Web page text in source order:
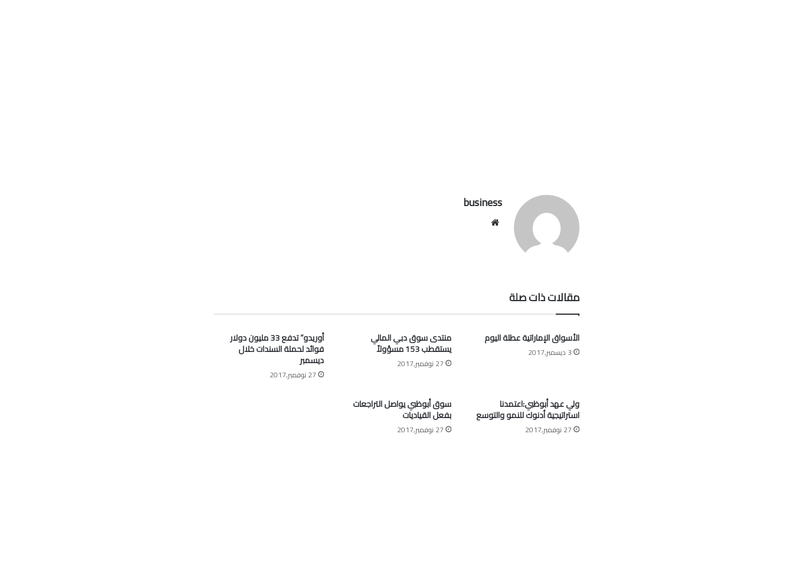
business
مقالات ذات صلة
الأسواق الإماراتية عطلة اليوم
3 ديسمبر,2017
منتدى سوق دبي المالي
يستقطب 153 مسؤولاً
27 نوفمبر,2017
أوريدو” تدفع 33 مليون دولار
فوائد لحملة السندات خلال
ديسمبر
27 نوفمبر,2017
ولي عهد أبوظبي:اعتمدنا
استراتيجية أدنوك للنمو والتوسع
27 نوفمبر,2017
سوق أبوظبي يواصل التراجعات
بفعل القياديات
27 نوفمبر,2017